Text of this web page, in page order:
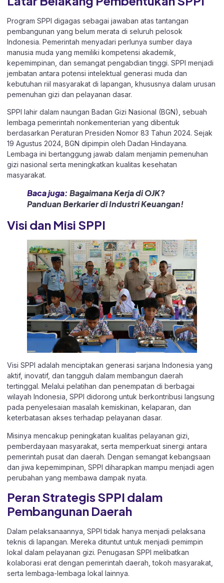
Program SPPI digagas sebagai jawaban atas tantangan
pembangunan yang belum merata di seluruh pelosok
Indonesia. Pemerintah menyadari perlunya sumber daya
manusia muda yang memiliki kompetensi akademik,
kepemimpinan, dan semangat pengabdian tinggi. SPPI menjadi
jembatan antara potensi intelektual generasi muda dan
kebutuhan riil masyarakat di lapangan, khususnya dalam urusan
pemenuhan gizi dan pelayanan dasar.
SPPI lahir dalam naungan Badan Gizi Nasional (BGN), sebuah
lembaga pemerintah nonkementerian yang dibentuk
berdasarkan Peraturan Presiden Nomor 83 Tahun 2024. Sejak
19 Agustus 2024, BGN dipimpin oleh Dadan Hindayana.
Lembaga ini bertanggung jawab dalam menjamin pemenuhan
gizi nasional serta meningkatkan kualitas kesehatan
masyarakat.
Baca juga: Bagaimana Kerja di OJK?
Panduan Berkarier di Industri Keuangan!
Visi dan Misi SPPI
Visi SPPI adalah menciptakan generasi sarjana Indonesia yang
aktif, inovatif, dan tangguh dalam membangun daerah
tertinggal. Melalui pelatihan dan penempatan di berbagai
wilayah Indonesia, SPPI didorong untuk berkontribusi langsung
pada penyelesaian masalah kemiskinan, kelaparan, dan
keterbatasan akses terhadap pelayanan dasar.
Misinya mencakup peningkatan kualitas pelayanan gizi,
pemberdayaan masyarakat, serta memperkuat sinergi antara
pemerintah pusat dan daerah. Dengan semangat kebangsaan
dan jiwa kepemimpinan, SPPI diharapkan mampu menjadi agen
perubahan yang membawa dampak nyata.
Peran Strategis SPPI dalam
Pembangunan Daerah
Dalam pelaksanaannya, SPPI tidak hanya menjadi pelaksana
teknis di lapangan. Mereka dituntut untuk menjadi pemimpin
lokal dalam pelayanan gizi. Penugasan SPPI melibatkan
kolaborasi erat dengan pemerintah daerah, tokoh masyarakat,
serta lembaga-lembaga lokal lainnya.